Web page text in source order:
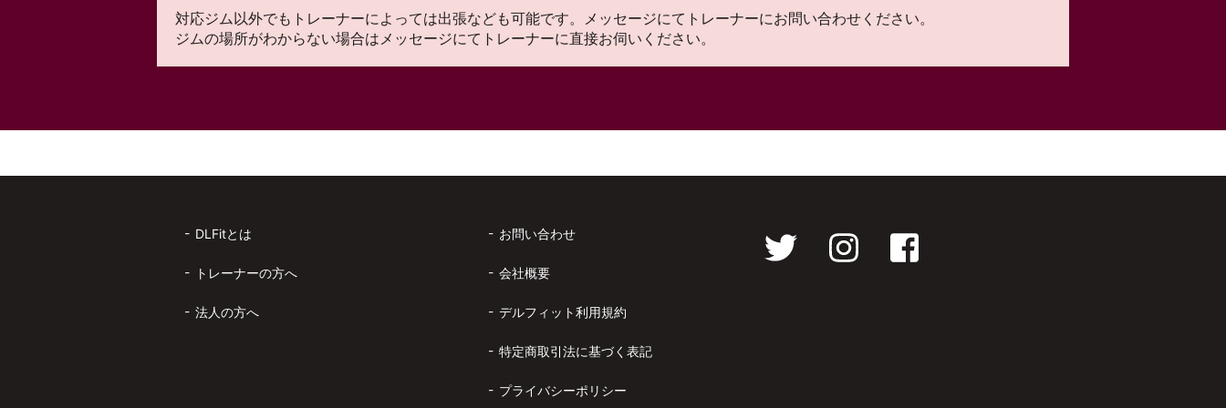
対応ジム以外でもトレーナーによっては出張なども可能です。メッセージにてトレーナーにお問い合わせください。
ジムの場所がわからない場合はメッセージにてトレーナーに直接お伺いください。
DLFitとは
トレーナーの方へ
法人の方へ
お問い合わせ
会社概要
デルフィット利用規約
特定商取引法に基づく表記
プライバシーポリシー